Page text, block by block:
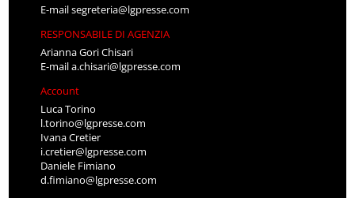
E-mailsegreteria@lgpresse.com
RESPONSABILE DI AGENZIA
Arianna Gori Chisari
E-maila.chisari@lgpresse.com
Account
Luca Torino
l.torino@lgpresse.com
Ivana Cretier
i.cretier@lgpresse.com
Daniele Fimiano
d.fimiano@lgpresse.com